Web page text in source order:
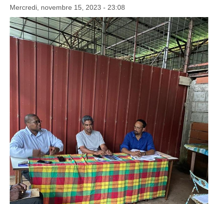
Mercredi, novembre 15, 2023 - 23:08